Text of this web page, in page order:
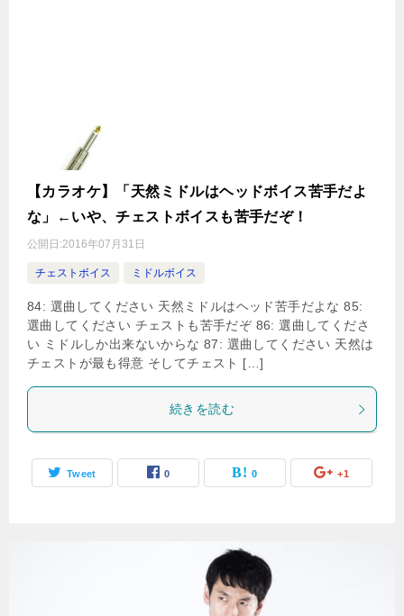
【カラオケ】「天然ミドルはヘッドボイス苦手だよ
な」←いや、チェストボイスも苦手だぞ！
公開日:2016年07月31日
チェストボイス ミドルボイス
84: 選曲してください 天然ミドルはヘッド苦手だよな 85:
選曲してください チェストも苦手だぞ 86: 選曲してくださ
い ミドルしか出来ないからな 87: 選曲してください 天然は
チェストが最も得意 そしてチェスト […]
続きを読む
Tweet 0 0 +1